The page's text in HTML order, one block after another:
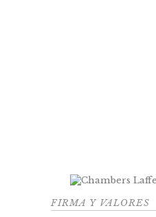
FIRMA Y VALORES